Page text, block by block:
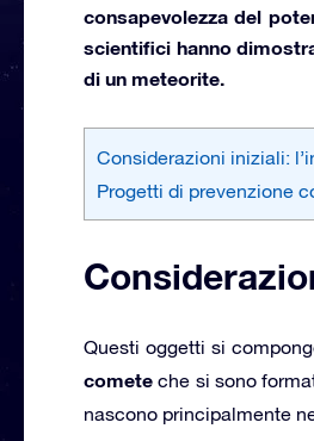
consapevolezza del
scientifici hanno
di un meteorite.
Considerazioni iniziali:
Progetti di prevenzione
Questi oggetti si
comete che si sono
nascono principalmente